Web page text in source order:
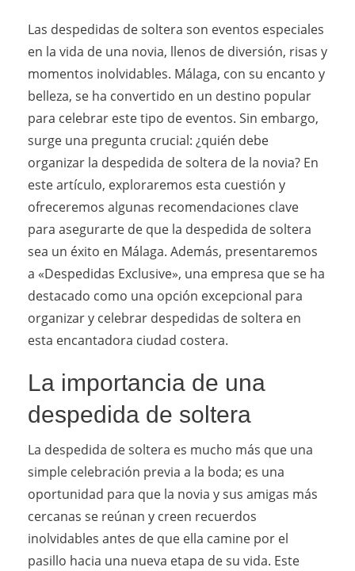
Las despedidas de soltera son eventos especiales
en la vida de una novia, llenos de diversión, risas y
momentos inolvidables. Málaga, con su encanto y
belleza, se ha convertido en un destino popular
para celebrar este tipo de eventos. Sin embargo,
surge una pregunta crucial: ¿quién debe
organizar la despedida de soltera de la novia? En
este artículo, exploraremos esta cuestión y
ofreceremos algunas recomendaciones clave
para asegurarte de que la despedida de soltera
sea un éxito en Málaga. Además, presentaremos
a «Despedidas Exclusive», una empresa que se ha
destacado como una opción excepcional para
organizar y celebrar despedidas de soltera en
esta encantadora ciudad costera.
La importancia de una
despedida de soltera
La despedida de soltera es mucho más que una
simple celebración previa a la boda; es una
oportunidad para que la novia y sus amigas más
cercanas se reúnan y creen recuerdos
inolvidables antes de que ella camine por el
pasillo hacia una nueva etapa de su vida. Este